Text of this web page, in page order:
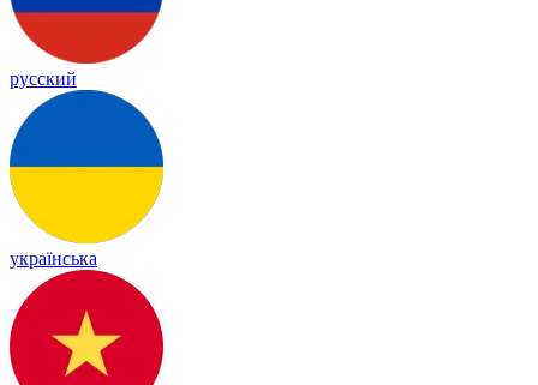
русский
українська